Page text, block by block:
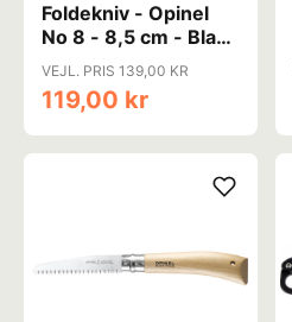
Foldekniv - Opinel
No 8 - 8,5 cm - Black
Brown - Rustfrit stål
VEJL. PRIS 139,00 KR
119,00 kr